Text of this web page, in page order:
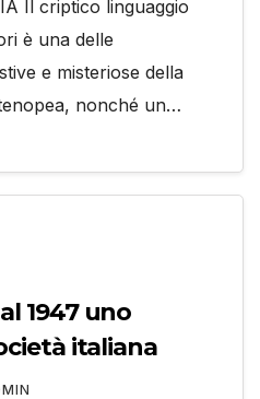
Il criptico linguaggio
è una delle
e misteriose della
nonché un…
1947 uno
italiana